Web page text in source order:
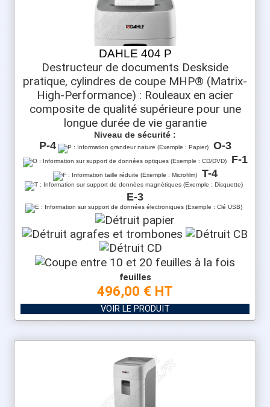
DAHLE 404 P
Destructeur de documents Deskside
pratique, cylindres de coupe MHP® (Matrix-
High-Performance) : Rouleaux en acier
composite de qualité supérieure pour une
longue durée de vie garantie
Niveau de sécurité :
P-4
O-3
F-1
T-4
E-3
feuilles
496,00 € HT
VOIR LE PRODUIT